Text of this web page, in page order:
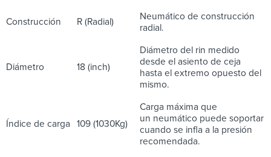
Construcción R (Radial)
Neumático de construcción
radial.
Diámetro 18 (inch)
Diámetro del rin medido
desde el asiento de ceja
hasta el extremo opuesto del
mismo.
Índice de carga 109 (1030Kg)
Carga máxima que
un neumático puede soportar
cuando se infla a la presión
recomendada.